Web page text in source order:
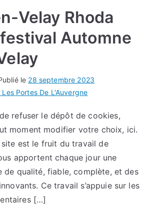
Velay Rhoda
Automne
le 28 septembre 2023
Les Portes De L'Auvergne
refuser le dépôt de cookies,
moment modifier votre choix, ici.
est le fruit du travail de
apportent chaque jour une
de qualité, fiable, complète, et des
Ce travail s’appuie sur les
[…]